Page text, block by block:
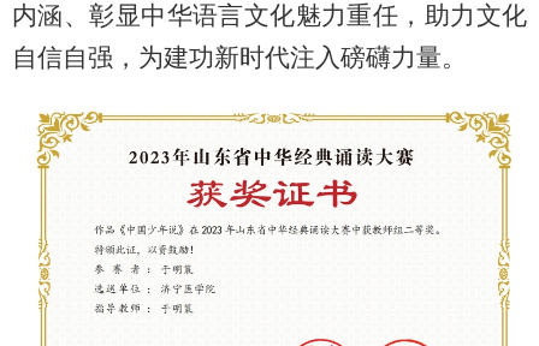
内涵、彰显中华语言文化魅力重任，助力文化
自信自强，为建功新时代注入磅礴力量。